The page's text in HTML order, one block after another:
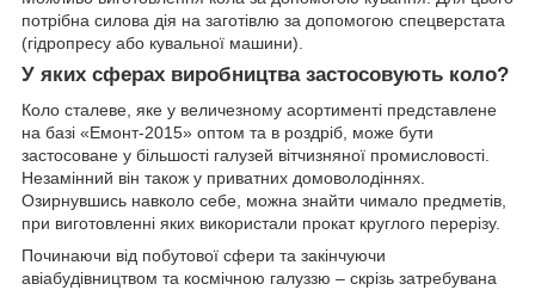
потрібна силова дія на заготівлю за допомогою спецверстата
(гідропресу або кувальної машини).
У яких сферах виробництва застосовують коло?
Коло сталеве, яке у величезному асортименті представлене
на базі «Емонт-2015» оптом та в роздріб, може бути
застосоване у більшості галузей вітчизняної промисловості.
Незамінний він також у приватних домоволодіннях.
Озирнувшись навколо себе, можна знайти чимало предметів,
при виготовленні яких використали прокат круглого перерізу.
Починаючи від побутової сфери та закінчуючи
авіабудівництвом та космічною галуззю – скрізь затребувана